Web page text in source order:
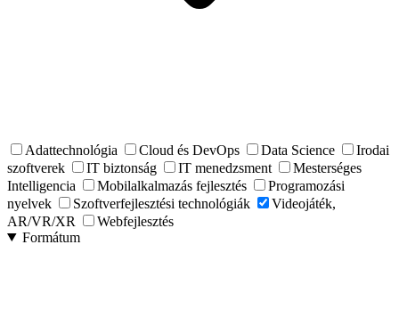
Adattechnológia Cloud és DevOps Data Science
Irodai
szoftverek
IT biztonság IT menedzsment
Mesterséges
Intelligencia
Mobilalkalmazás fejlesztés
Programozási
nyelvek
Szoftverfejlesztési technológiák
Videojáték,
AR/VR/XR
Webfejlesztés
Formátum